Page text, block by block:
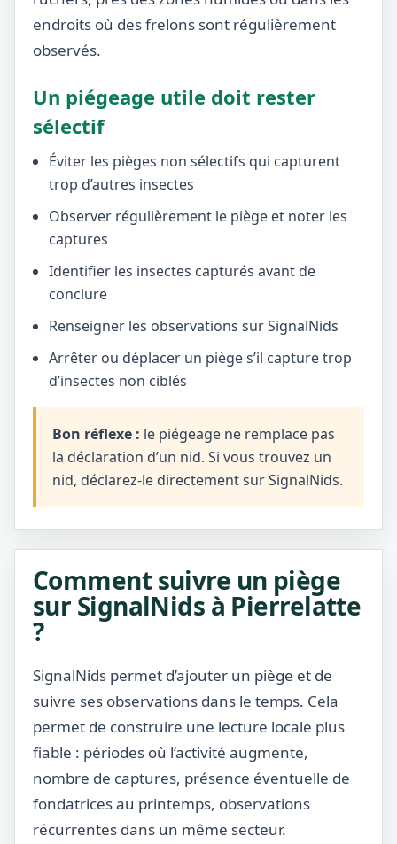
endroits où des frelons sont régulièrement
observés.
Un piégeage utile doit rester
sélectif
Éviter les pièges non sélectifs qui capturent
trop d’autres insectes
Observer régulièrement le piège et noter les
captures
Identifier les insectes capturés avant de
conclure
Renseigner les observations sur SignalNids
Arrêter ou déplacer un piège s’il capture trop
d’insectes non ciblés
Bon réflexe : le piégeage ne remplace pas
la déclaration d’un nid. Si vous trouvez un
nid, déclarez-le directement sur SignalNids.
Comment suivre un piège
sur SignalNids à Pierrelatte
?
SignalNids permet d’ajouter un piège et de
suivre ses observations dans le temps. Cela
permet de construire une lecture locale plus
fiable : périodes où l’activité augmente,
nombre de captures, présence éventuelle de
fondatrices au printemps, observations
récurrentes dans un même secteur.